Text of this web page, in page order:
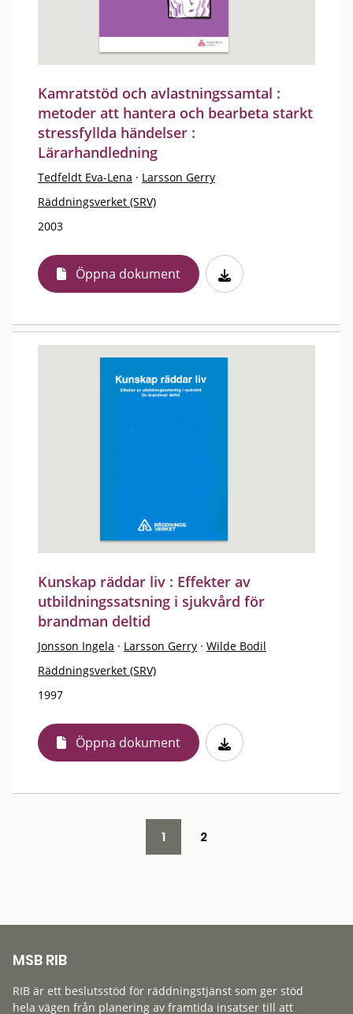
Kamratstöd och avlastningssamtal :
metoder att hantera och bearbeta starkt
stressfyllda händelser :
Lärarhandledning
Tedfeldt Eva-Lena · Larsson Gerry
Räddningsverket (SRV)
2003
Öppna dokument
Kunskap räddar liv : Effekter av
utbildningssatsning i sjukvård för
brandman deltid
Jonsson Ingela · Larsson Gerry · Wilde Bodil
Räddningsverket (SRV)
1997
Öppna dokument
1 2
MSB RIB
RIB är ett beslutsstöd för räddningstjänst som ger stöd
hela vägen från planering av framtida insatser till att